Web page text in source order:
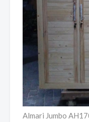
Almari Jumbo